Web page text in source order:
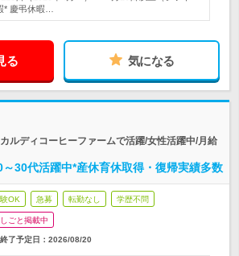
* 慶弔休暇…
る 気になる
ルディコーヒーファームで活躍/女性活躍中/月給
～30代活躍中*産休育休取得・復帰実績多数
OK 急募 転勤なし 学歴不問
ごと掲載中
終了予定日： 2026/08/20